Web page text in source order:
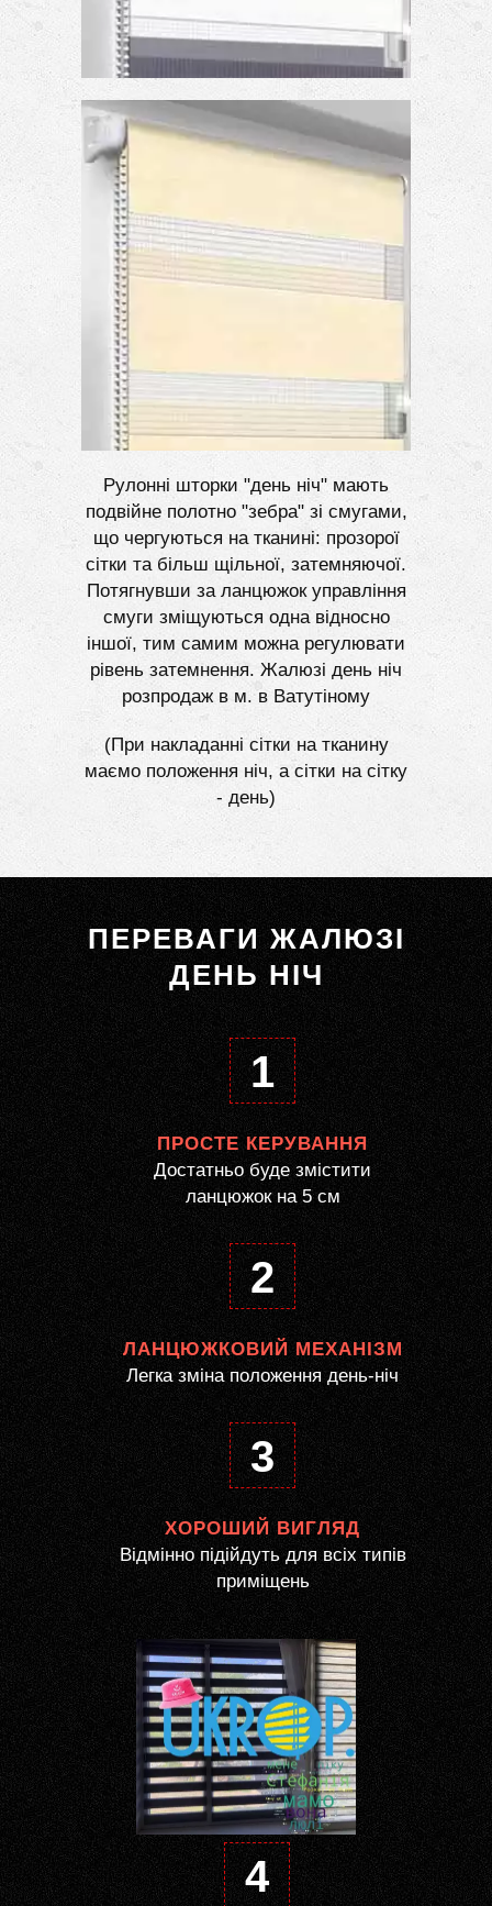
Рулонні шторки "день ніч" мають
подвійне полотно "зебра" зі смугами,
що чергуються на тканині: прозорої
сітки та більш щільної, затемняючої.
Потягнувши за ланцюжок управління
смуги зміщуються одна відносно
іншої, тим самим можна регулювати
рівень затемнення. Жалюзі день ніч
розпродаж в м. в Ватутіному
(При накладанні сітки на тканину
маємо положення ніч, а сітки на сітку
- день)
ПЕРЕВАГИ ЖАЛЮЗІ
ДЕНЬ НІЧ
1
ПРОСТЕ КЕРУВАННЯ
Достатньо буде змістити
ланцюжок на 5 см
2
ЛАНЦЮЖКОВИЙ МЕХАНІЗМ
Легка зміна положення день-ніч
3
ХОРОШИЙ ВИГЛЯД
Відмінно підійдуть для всіх типів
приміщень
4